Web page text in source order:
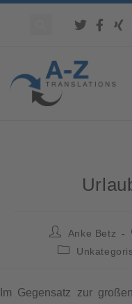
Anke Betz
Im Gegensatz zur